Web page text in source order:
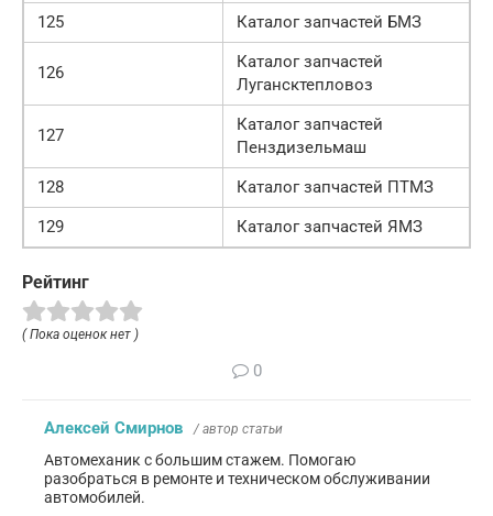
125 Каталог запчастей БМЗ
126
Каталог запчастей
Лугансктепловоз
127
Каталог запчастей
Пенздизельмаш
128
Каталог запчастей ПТМЗ
129
Каталог запчастей ЯМЗ
Рейтинг
( Пока оценок нет )
0
Алексей Смирнов / автор статьи
Автомеханик с большим стажем. Помогаю
разобраться в ремонте и техническом обслуживании
автомобилей.